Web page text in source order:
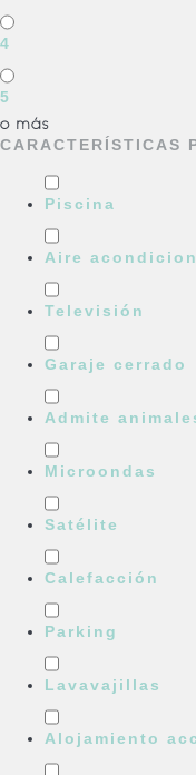
4
5
o más
CARACTERÍSTICAS
Piscina
Aire
Televisión
Garaje cerrado
Admite
Microondas
Satélite
Calefacción
Parking
Lavavajillas
Alojamiento